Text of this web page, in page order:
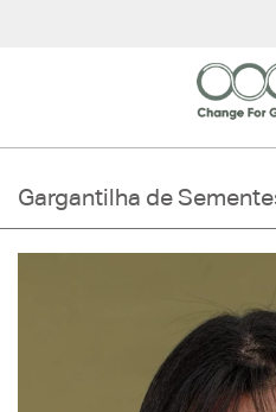
Gargantilha de